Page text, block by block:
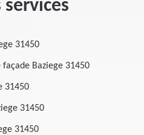
31450
Baziege 31450
31450
31450
31450